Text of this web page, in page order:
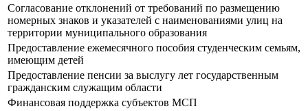
Согласование отклонений от требований по размещению
номерных знаков и указателей с наименованиями улиц на
территории муниципального образования
Предоставление ежемесячного пособия студенческим семьям,
имеющим детей
Предоставление пенсии за выслугу лет государственным
гражданским служащим области
Финансовая поддержка субъектов МСП